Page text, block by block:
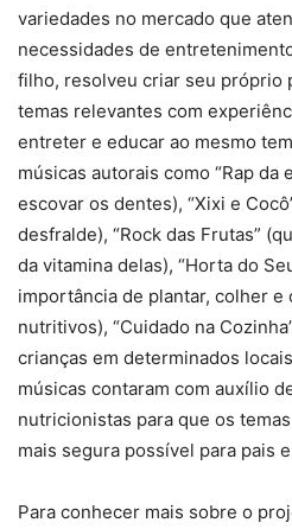
variedades no mercado que
necessidades de
filho, resolveu criar seu próprio
temas relevantes com
entreter e educar ao mesmo
músicas autorais como “Rap da
escovar os dentes), “Xixi e
desfralde), “Rock das Frutas”
da vitamina delas), “Horta do
importância de plantar, colher e
nutritivos), “Cuidado na
crianças em determinados
músicas contaram com auxílio
nutricionistas para que os
mais segura possível para pais
Para conhecer mais sobre o